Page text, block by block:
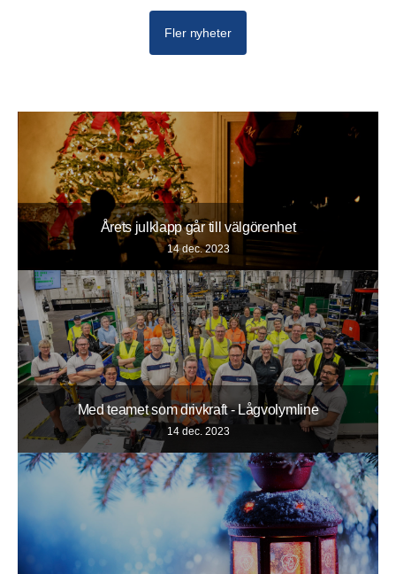
Fler nyheter
Årets julklapp går till välgörenhet
14 dec. 2023
Med teamet som drivkraft - Lågvolymline
14 dec. 2023